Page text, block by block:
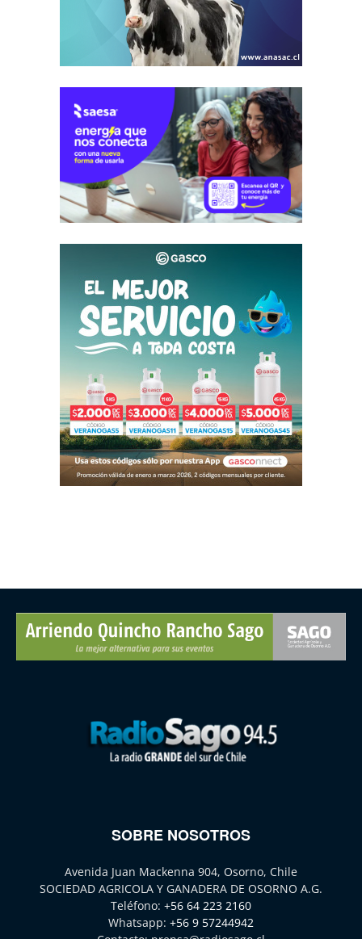
SOBRE NOSOTROS
Avenida Juan Mackenna 904, Osorno, Chile
SOCIEDAD AGRICOLA Y GANADERA DE OSORNO A.G.
Teléfono: +56 64 223 2160
Whatsapp: +56 9 57244942